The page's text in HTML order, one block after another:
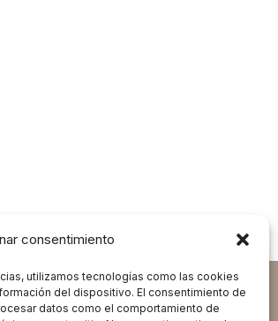
consentimiento
utilizamos tecnologías como las cookies
del dispositivo. El consentimiento de
datos como el comportamiento de